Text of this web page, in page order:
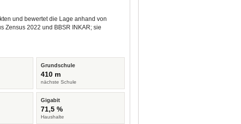
und bewertet die Lage anhand von
Zensus 2022 und BBSR INKAR; sie
Grundschule
410 m
nächste Schule
Gigabit
71,5 %
Haushalte